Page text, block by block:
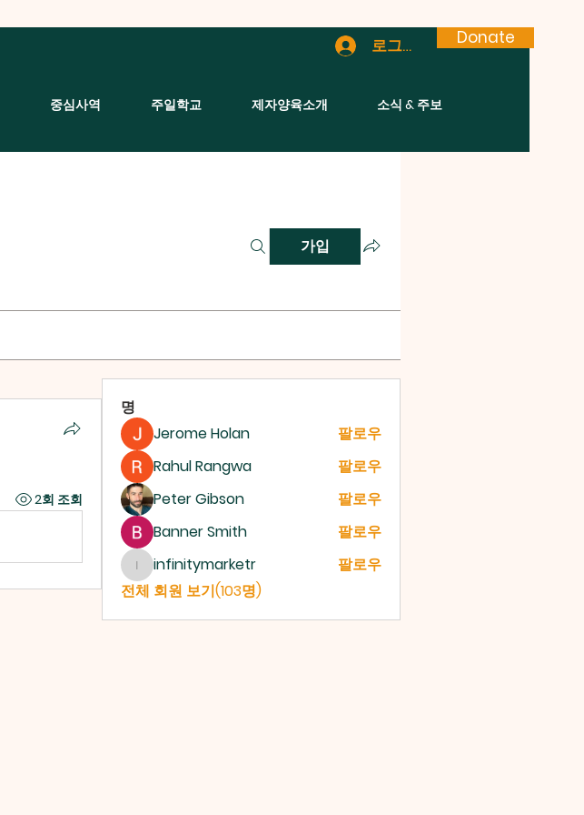
로그인 Donate
중심사역 주일학교 제자양육소개 소식 & 주보
가입
2회 조회
명
Jerome Holan
팔로우
Rahul Rangwa
팔로우
Peter Gibson
팔로우
Banner Smith
팔로우
infinitymarketr
infinitymarketr
팔로우
전체 회원 보기(103명)